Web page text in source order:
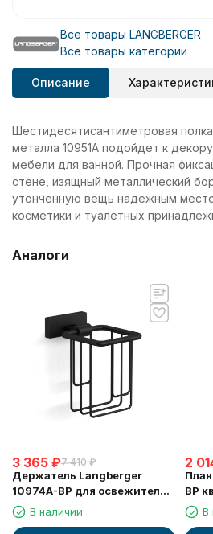
Все товары LANGBERGER
Все товары категории
Описание
Шестидесятисантиметровая
металла 10951А подойдет к
мебели для ванной. Прочная
стене, изящный металлический
утонченную вещь надежным
косметики и туалетных
Аналоги
3 365 ₽7 410 ₽
Держатель Langberger
10974A-BP для освежителя
воздуха, черный матовый
В наличии
2
Планка
BP
В